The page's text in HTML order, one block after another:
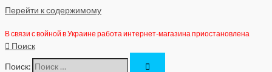
Перейти к содержимому
В связи с войной в Украине работа интернет-магазина приостановлена
Поиск
Поиск: